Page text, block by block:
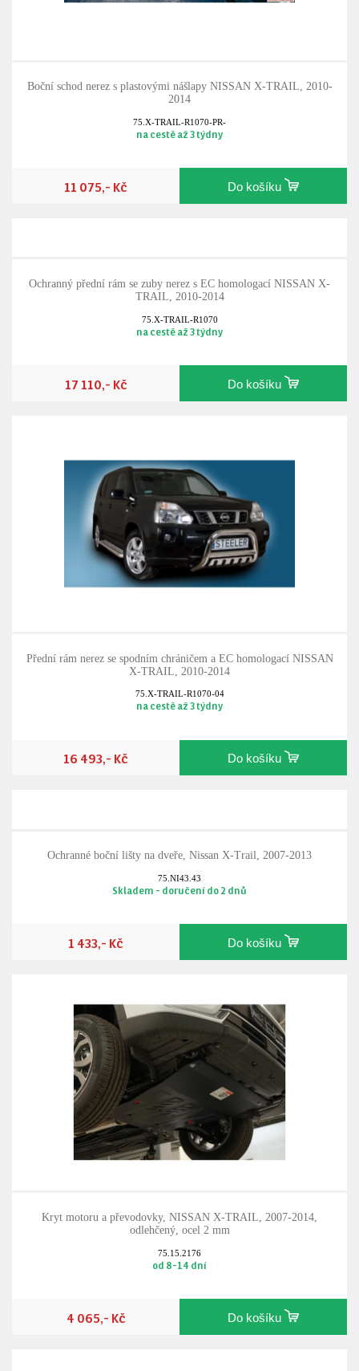
Boční schod nerez s plastovými nášlapy NISSAN X-TRAIL, 2010-
2014
75.X-TRAIL-R1070-PR-
na cestě až 3 týdny
11 075,- Kč Do košíku
Ochranný přední rám se zuby nerez s EC homologací NISSAN X-
TRAIL, 2010-2014
75.X-TRAIL-R1070
na cestě až 3 týdny
17 110,- Kč Do košíku
Přední rám nerez se spodním chráničem a EC homologací NISSAN
X-TRAIL, 2010-2014
75.X-TRAIL-R1070-04
na cestě až 3 týdny
16 493,- Kč Do košíku
Ochranné boční lišty na dveře, Nissan X-Trail, 2007-2013
75.NI43.43
Skladem - doručení do 2 dnů
1 433,- Kč Do košíku
Kryt motoru a převodovky, NISSAN X-TRAIL, 2007-2014,
odlehčený, ocel 2 mm
75.15.2176
od 8-14 dní
4 065,- Kč Do košíku